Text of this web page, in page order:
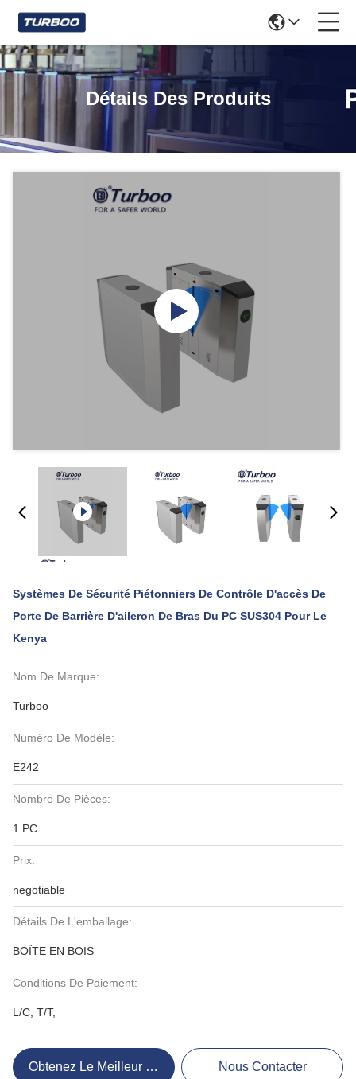
Détails Des Produits
Systèmes De Sécurité Piétonniers De Contrôle D'accès De
Porte De Barrière D'aileron De Bras Du PC SUS304 Pour Le
Kenya
Nom De Marque:
Turboo
Numéro De Modèle:
E242
Nombre De Pièces:
1 PC
Prix:
negotiable
Détails De L'emballage:
BOÎTE EN BOIS
Conditions De Paiement:
L/C, T/T,
Obtenez Le Meilleur Prix Nous Contacter